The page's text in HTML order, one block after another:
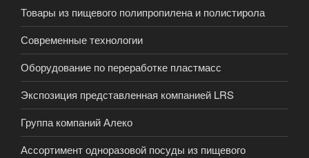
Товары из пищевого полипропилена и полистирола
Современные технологии
Оборудование по переработке пластмасс
Экспозиция представленная компанией LRS
Группа компаний Алеко
Ассортимент одноразовой посуды из пищевого